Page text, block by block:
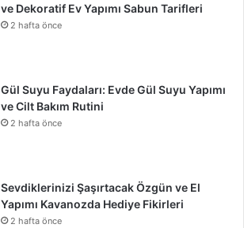
ve Dekoratif Ev Yapımı Sabun Tarifleri
2 hafta önce
Gül Suyu Faydaları: Evde Gül Suyu Yapımı
ve Cilt Bakım Rutini
2 hafta önce
Sevdiklerinizi Şaşırtacak Özgün ve El
Yapımı Kavanozda Hediye Fikirleri
2 hafta önce